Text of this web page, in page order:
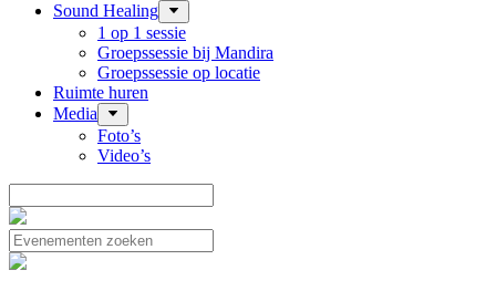
Sound Healing
1 op 1 sessie
Groepssessie bij Mandira
Groepssessie op locatie
Ruimte huren
Media
Foto’s
Video’s